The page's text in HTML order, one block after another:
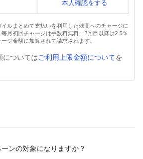
本人確認をする
ルまとめて支払いを利用した残高へのチャージに
月初回チャージは手数料無料、2回目以降は2.5％
ジ金額に加算されて請求されます。
についてはご利用上限金額についてを
ンの対象になりますか？